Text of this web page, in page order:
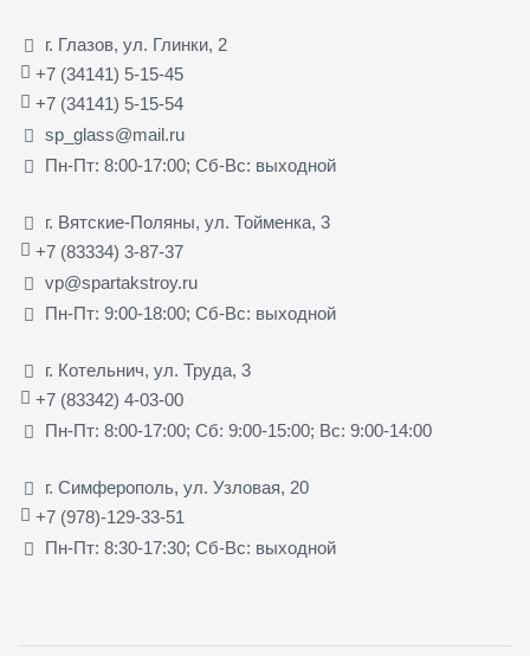
г. Глазов, ул. Глинки, 2
+7 (34141) 5-15-45
+7 (34141) 5-15-54
sp_glass@mail.ru
Пн-Пт: 8:00-17:00; Сб-Вс: выходной
г. Вятские-Поляны, ул. Тойменка, 3
+7 (83334) 3-87-37
vp@spartakstroy.ru
Пн-Пт: 9:00-18:00; Сб-Вс: выходной
г. Котельнич, ул. Труда, 3
+7 (83342) 4-03-00
Пн-Пт: 8:00-17:00; Сб: 9:00-15:00; Вс: 9:00-14:00
г. Симферополь, ул. Узловая, 20
+7 (978)-129-33-51
Пн-Пт: 8:30-17:30; Сб-Вс: выходной